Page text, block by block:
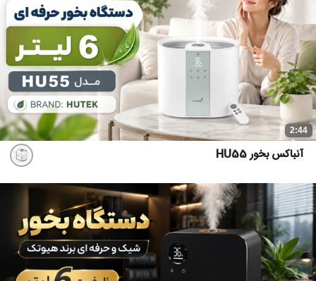
2:44
آنباکس بخور HU55